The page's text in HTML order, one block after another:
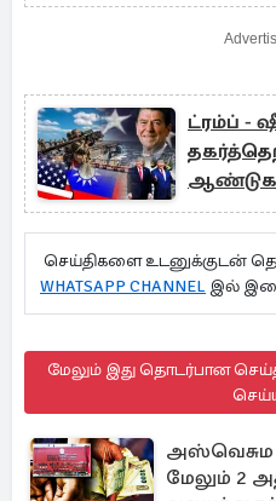
ட்ரம்ப் - ஷீ
செய்திகளை உடனுக்குடன்
WHATSAPP CHANNEL இல்
மேலும் இது தொடர்பான
அஸ்வெசும
மேலும் 2